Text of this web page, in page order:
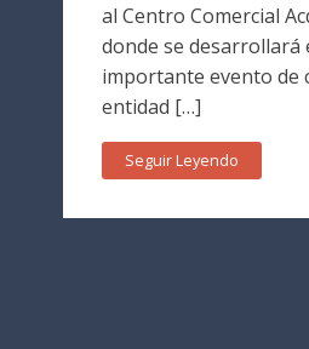
al Centro Comercial
donde se desarrollará
importante evento de
entidad […]
Seguir Leyendo